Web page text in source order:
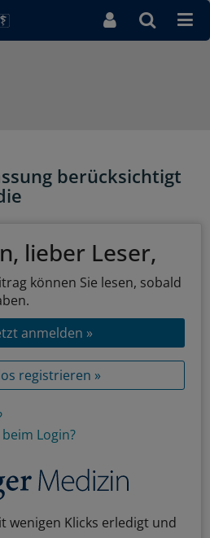
berücksichtigt
lieber Leser,
können Sie lesen, sobald
anmelden »
registrieren »
Login?
wenigen Klicks erledigt und